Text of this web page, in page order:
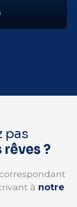
pas
?
à notre